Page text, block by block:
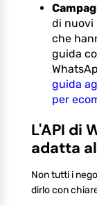
di nuovi
che
guida
guida
per
L'API di
adatta
Non tutti i
dirlo con